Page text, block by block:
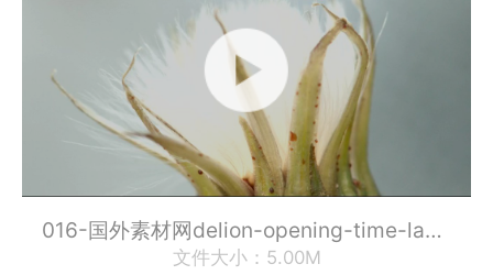
016-国外素材网delion-opening-time-lapse-7212-medium.mp4
文件大小：5.00M